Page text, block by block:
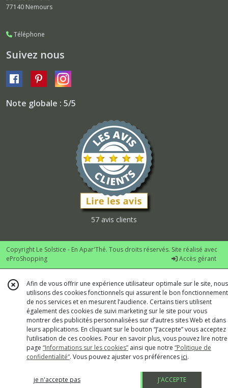
77140 Nemours
Téléphone
Suivez nous
Note globale : 5/5
57 avis clients
Copyright Le Solstice - En Apar'Thé. Tous droits réservés. Site réalisé avec
eProShopping
Accès gérant
Afin de vous offrir une expérience utilisateur optimale sur le site, nous
utilisons des cookies fonctionnels qui assurent le bon fonctionnement
de nos services et en mesurent l’audience. Certains tiers utilisent
également des cookies de suivi marketing sur le site pour vous
montrer des publicités personnalisées sur d’autres sites Web et dans
leurs applications. En cliquant sur le bouton “J’accepte” vous acceptez
l’utilisation de ces cookies. Pour en savoir plus, vous pouvez lire notre
page “Informations sur les cookies” ainsi que notre “Politique de
confidentialité“. Vous pouvez ajuster vos préférences ici.
je n'accepte pas J'ACCEPTE